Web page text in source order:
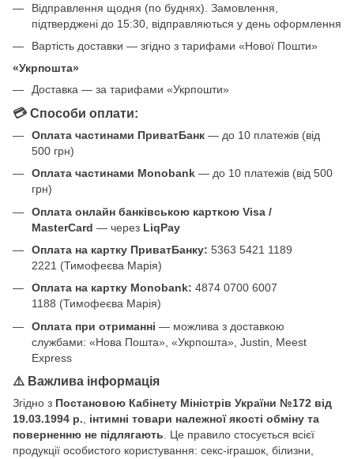
Відправлення щодня (по буднях). Замовлення,
підтверджені до 15:30, відправляються у день оформлення
Вартість доставки — згідно з тарифами «Нової Пошти»
«Укрпошта»
Доставка — за тарифами «Укрпошти»
💳 Способи оплати:
Оплата частинами ПриватБанк — до 10 платежів (від
500 грн)
Оплата частинами Monobank — до 10 платежів (від 500
грн)
Оплата онлайн банківською карткою Visa /
MasterCard — через LiqPay
Оплата на картку ПриватБанку: 5363 5421 1189
2221 (Тимофеєва Марія)
Оплата на картку Monobank: 4874 0700 6007
1188 (Тимофеєва Марія)
Оплата при отриманні — можлива з доставкою
службами: «Нова Пошта», «Укрпошта», Justin, Meest
Express
⚠️ Важлива інформація
Згідно з Постановою Кабінету Міністрів України №172 від
19.03.1994 р.
інтимні товари належної якості обміну та
поверненню не підлягають . Це правило стосується всієї
продукції особистого користування: секс-іграшок, білизни,